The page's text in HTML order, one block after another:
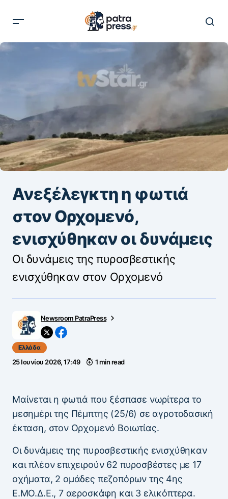
Ανεξέλεγκτη η φωτιά
στον Ορχομενό,
ενισχύθηκαν οι δυνάμεις
Οι δυνάμεις της πυροσβεστικής
ενισχύθηκαν στον Ορχομενό
Newsroom PatraPress
Ελλάδα
25 Ιουνίου 2026, 17:49 1 min read
Μαίνεται η φωτιά που ξέσπασε νωρίτερα το
μεσημέρι της Πέμπτης (25/6) σε αγροτοδασική
έκταση, στον Ορχομενό Βοιωτίας.
Οι δυνάμεις της πυροσβεστικής ενισχύθηκαν
και πλέον επιχειρούν 62 πυροσβέστες με 17
οχήματα, 2 ομάδες πεζοπόρων της 4ης
Ε.ΜΟ.Δ.Ε., 7 αεροσκάφη και 3 ελικόπτερα.